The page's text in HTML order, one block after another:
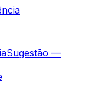
Sugestão —